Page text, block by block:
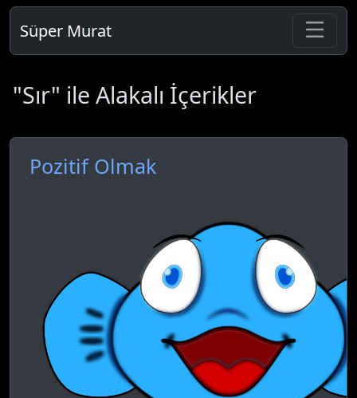
Süper Murat
"Sır" ile Alakalı İçerikler
Pozitif Olmak